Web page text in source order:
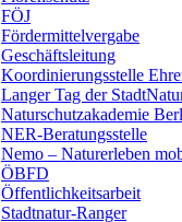
FÖJ
Fördermittelvergabe
Geschäftsleitung
Koordinierungsstelle
Langer Tag der
Naturschutzakademie
NER-Beratungsstelle
Nemo – Naturerleben
ÖBFD
Öffentlichkeitsarbeit
Stadtnatur-Ranger